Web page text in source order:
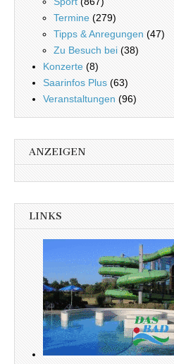
Termine (279)
Tipps & Anregungen (47)
Zu Besuch bei (38)
Konzerte (8)
Saarinfos Plus (63)
Veranstaltungen (96)
ANZEIGEN
LINKS